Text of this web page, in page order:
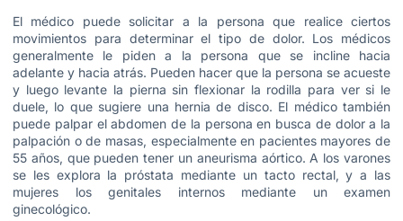
El médico puede solicitar a la persona que realice ciertos
movimientos para determinar el tipo de dolor. Los médicos
generalmente le piden a la persona que se incline hacia
adelante y hacia atrás. Pueden hacer que la persona se acueste
y luego levante la pierna sin flexionar la rodilla para ver si le
duele, lo que sugiere una hernia de disco. El médico también
puede palpar el abdomen de la persona en busca de dolor a la
palpación o de masas, especialmente en pacientes mayores de
55 años, que pueden tener un aneurisma aórtico. A los varones
se les explora la próstata mediante un tacto rectal, y a las
mujeres los genitales internos mediante un examen
ginecológico.